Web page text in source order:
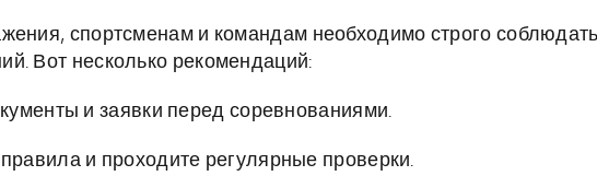
спортсменам и командам необходимо строго соблюдать
Вот несколько рекомендаций:
и заявки перед соревнованиями.
и проходите регулярные проверки.